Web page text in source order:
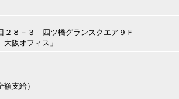
２８－３ 四ツ橋グランスクエア９Ｆ
阪オフィス」
支給）